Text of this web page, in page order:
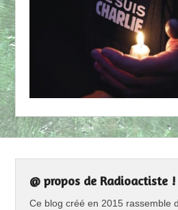
@ propos de Radioactiste !
Ce blog créé en 2015 rassemble